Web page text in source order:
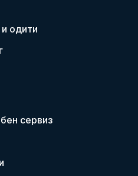
одити
сервиз